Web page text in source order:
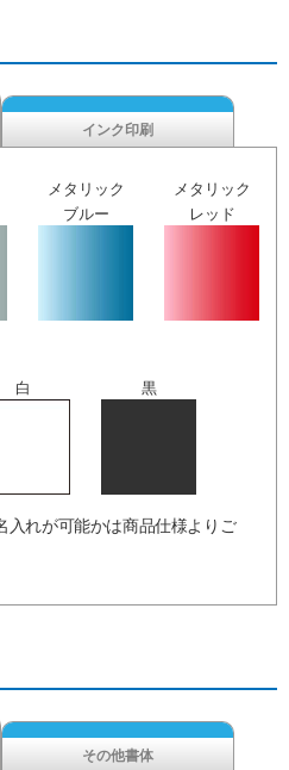
インク印刷
メタリック
ブルー
メタリック
レッド
白 黒
入れが可能かは商品仕様よりご
その他書体